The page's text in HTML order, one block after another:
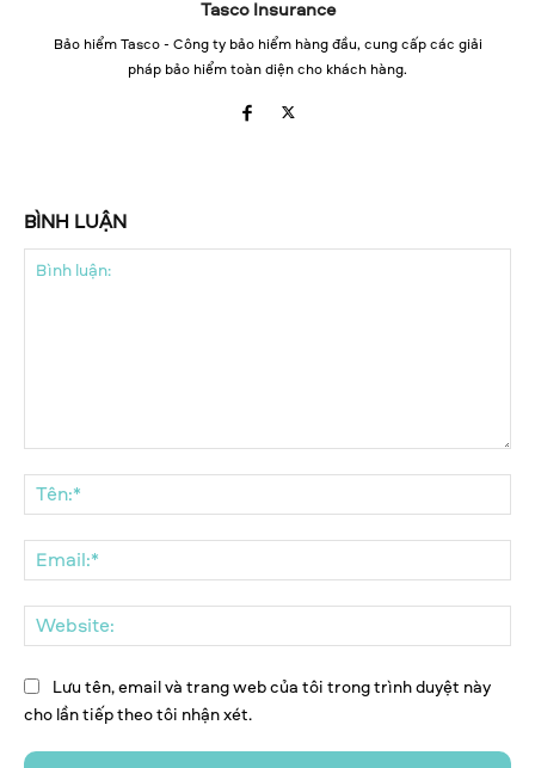
Tasco Insurance
Bảo hiểm Tasco - Công ty bảo hiểm hàng đầu, cung cấp các giải
pháp bảo hiểm toàn diện cho khách hàng.
BÌNH LUẬN
luận:
Lưu tên, email và trang web của tôi trong trình duyệt này
cho lần tiếp theo tôi nhận xét.